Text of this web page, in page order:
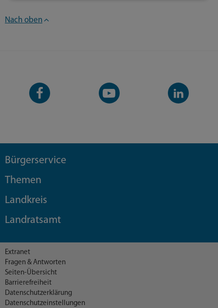
Nach oben
Facebook-
Seite
YouTube-
Kanal
LinkedIn-
Kanal
Bürgerservice
Themen
Landkreis
Landratsamt
Extranet
Fragen & Antworten
Seiten-Übersicht
Barrierefreiheit
Datenschutzerklärung
Datenschutzeinstellungen